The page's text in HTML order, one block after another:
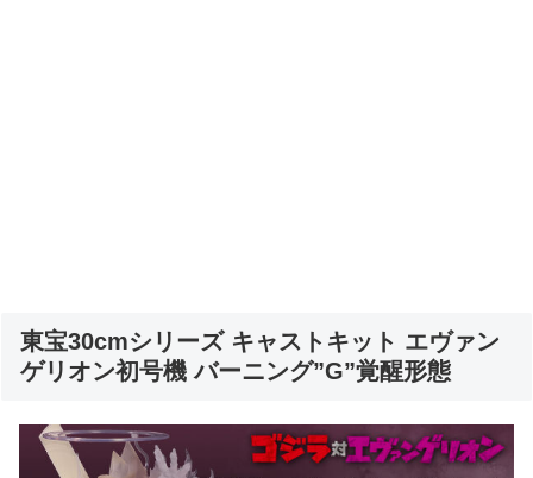
東宝30cmシリーズ キャストキット エヴァン
ゲリオン初号機 バーニング”G”覚醒形態